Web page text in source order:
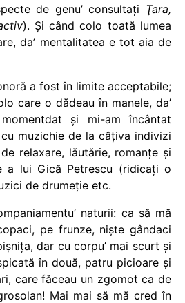
de genu’ consultaţi Ţara,
). Şi când colo toată lumea
da’ mentalitatea e tot aia de
a fost în limite acceptabile;
care o dădeau în manele, da’
şi mi-am încântat
muzichie de la câţiva indivizi
relaxare, lăutărie, romanţe şi
a lui Gică Petrescu (ridicaţi o
de drumeţie etc.
naturii: ca să mă
pe frunze, nişte gândaci
dar cu corpu’ mai scurt şi
în două, patru picioare şi
care făceau un zgomot ca de
Mai mai să mă cred în